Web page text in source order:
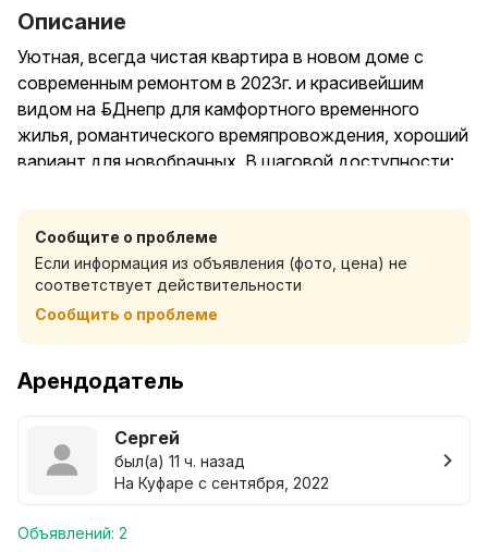
Описание
Уютная, всегда чистая квартира в новом доме с
современным ремонтом в 2023г. и красивейшим
видом на р.Днепр для камфортного временного
жилья, романтического времяпровождения, хороший
вариант для новобрачных. В шаговой доступности:
центр оформления виз, набережная р.Днепр для
пеших прогулок, в летний период для катания на
электросамокатах, скутерах, а также для прогулок
на теплоходе по Днепру в выходные дни (посадка с
комфортного причала). Так же рядом городской парк
с пляжем, торговые центры, центр старого города,
который помнит шаги последнего императора
России Николая II, проживавшего здесь в последние
гостям квартиры: чай черый и зеленый в пакетиках,
кофе (готовится кофемашиной), сахар, кусочки льда.
предъявление паспорта для копирования отдельных
Сообщите о проблеме
Если информация из объявления (фото, цена) не
соответствует действительности
Сообщить о проблеме
Арендодатель
Сергей
был(а) 11 ч. назад
На Куфаре с сентября, 2022
Объявлений: 2